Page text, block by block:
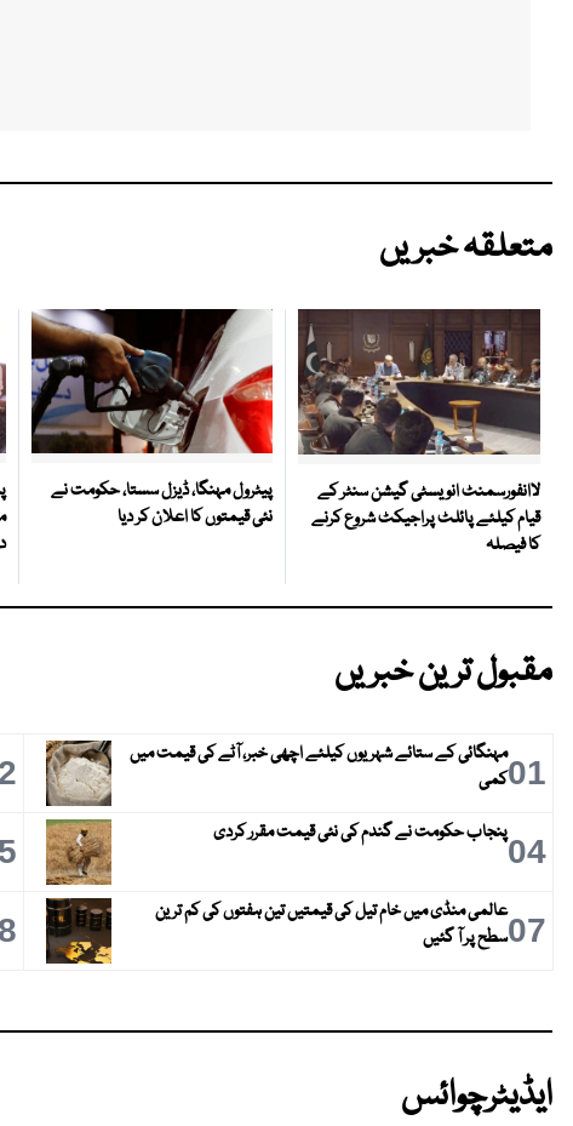
متعلقہ خبریں
لاانفورسمنٹ انویسٹی گیشن سنٹر کے
قیام کیلئے پائلٹ پراجیکٹ شروع کرنے
کا فیصلہ
پیٹرول مہنگا، ڈیزل سستا، حکومت نے
نئی قیمتوں کا اعلان کر دیا
مقبول ترین خبریں
01مہنگائی کے ستائے شہریوں کیلئے اچھی خبر، آٹے کی قیمت میں
کمی
04پنجاب حکومت نے گندم کی نئی قیمت مقرر کردی
07عالمی منڈی میں خام تیل کی قیمتیں تین ہفتوں کی کم ترین
سطح پر آ گئیں
ایڈیٹرچوائس